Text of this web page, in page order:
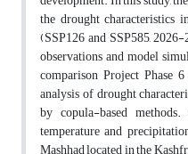
the drought characteristics
(SSP126 and SSP585,
observations and model
comparison Project Phase
analysis of drought
by copula-based
temperature and